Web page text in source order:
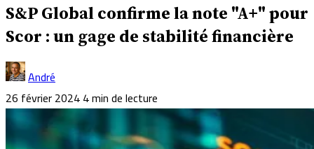
S&P Global confirme la note "A+" pour
Scor : un gage de stabilité financière
André
26 février 20244 min de lecture